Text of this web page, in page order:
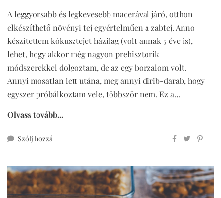
A leggyorsabb és legkevesebb macerával járó, otthon
elkészíthető növényi tej egyértelműen a zabtej. Anno
készítettem kókusztejet házilag (volt annak 5 éve is),
lehet, hogy akkor még nagyon prehisztorik
módszerekkel dolgoztam, de az egy borzalom volt.
Annyi mosatlan lett utána, meg annyi dirib-darab, hogy
egyszer próbálkoztam vele, többször nem. Ez a…
Olvass tovább...
Szólj hozzá
zabtej
házilag
(mindenmentes,